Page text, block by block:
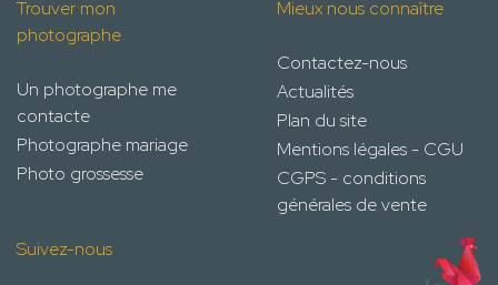
Trouver mon
photographe
Un photographe me
contacte
Photographe mariage
Photo grossesse
Mieux nous connaître
Contactez-nous
Actualités
Plan du site
Mentions légales - CGU
CGPS - conditions
générales de vente
Suivez-nous